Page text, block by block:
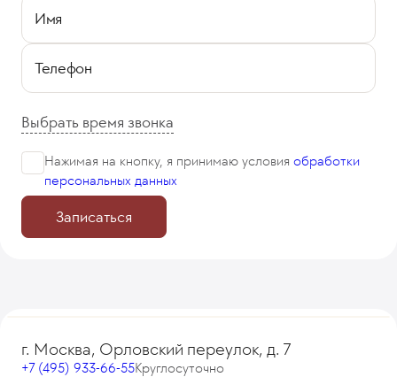
Имя
Телефон
Выбрать время звонка
Нажимая на кнопку, я принимаю условия обработки
персональных данных
Записаться
г. Москва, Орловский переулок, д. 7
+7 (495) 933-66-55Круглосуточно